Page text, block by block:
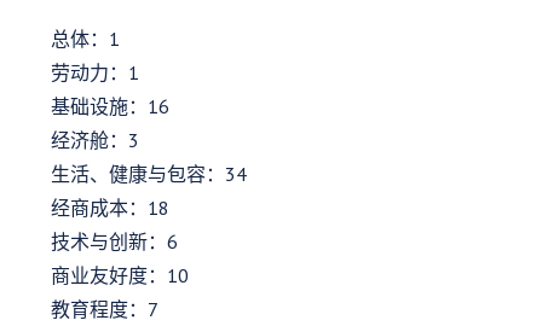
总体：1
劳动力：1
基础设施：16
经济舱：3
生活、健康与包容：34
经商成本：18
技术与创新：6
商业友好度：10
教育程度：7